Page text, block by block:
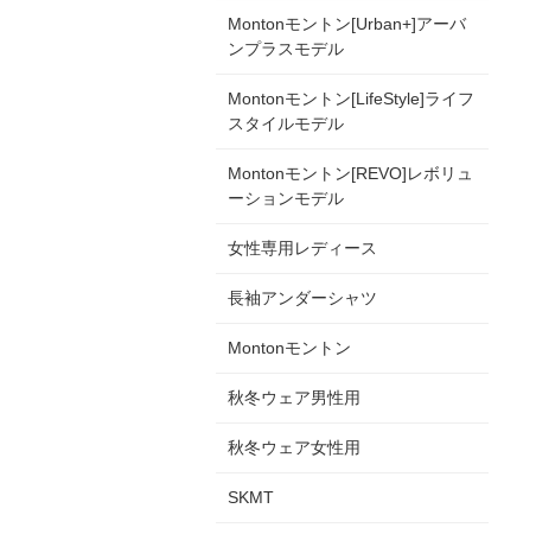
Montonモントン[Urban+]アーバ
ンプラスモデル
Montonモントン[LifeStyle]ライフ
スタイルモデル
Montonモントン[REVO]レボリュ
ーションモデル
女性専用レディース
長袖アンダーシャツ
Montonモントン
秋冬ウェア男性用
秋冬ウェア女性用
SKMT